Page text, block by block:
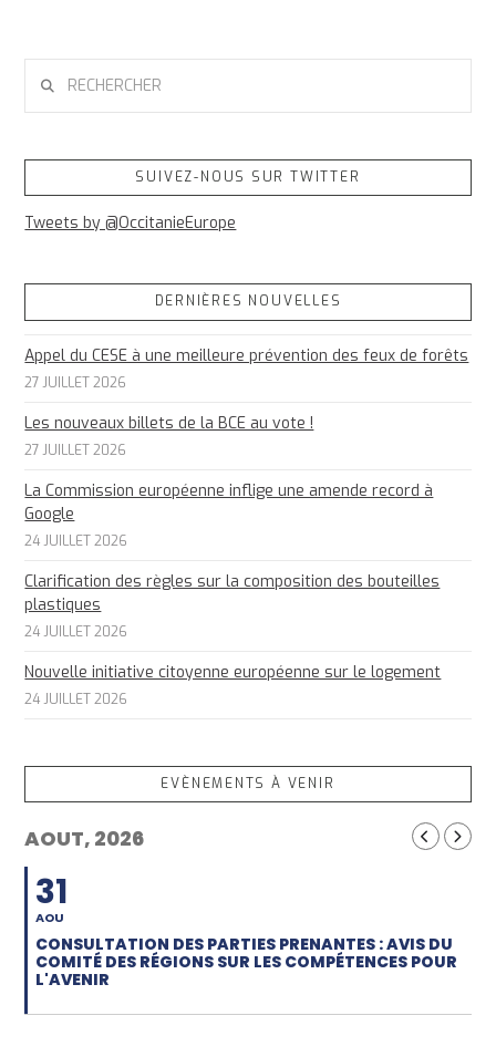
SUIVEZ-NOUS SUR TWITTER
Tweets by @OccitanieEurope
DERNIÈRES NOUVELLES
Appel du CESE à une meilleure prévention des feux de forêts
27 JUILLET 2026
Les nouveaux billets de la BCE au vote !
27 JUILLET 2026
La Commission européenne inflige une amende record à
Google
24 JUILLET 2026
Clarification des règles sur la composition des bouteilles
plastiques
24 JUILLET 2026
Nouvelle initiative citoyenne européenne sur le logement
24 JUILLET 2026
EVÈNEMENTS À VENIR
AOUT, 2026
31
AOU
CONSULTATION DES PARTIES PRENANTES : AVIS DU
COMITÉ DES RÉGIONS SUR LES COMPÉTENCES POUR
L'AVENIR